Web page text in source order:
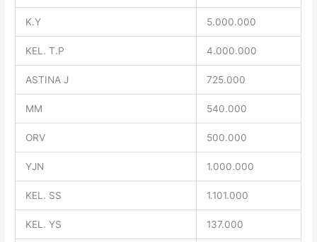
K.Y 5.000.000
KEL. T.P 4.000.000
ASTINA J 725.000
MM 540.000
ORV 500.000
YJN 1.000.000
KEL. SS 1.101.000
KEL. YS 137.000